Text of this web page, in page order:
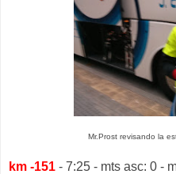
Mr.Prost revisando la
km -151 - 7:25 - mts asc: 0 -